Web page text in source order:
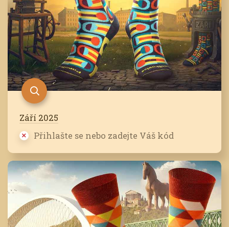
Září 2025
Přihlašte se nebo zadejte Váš kód